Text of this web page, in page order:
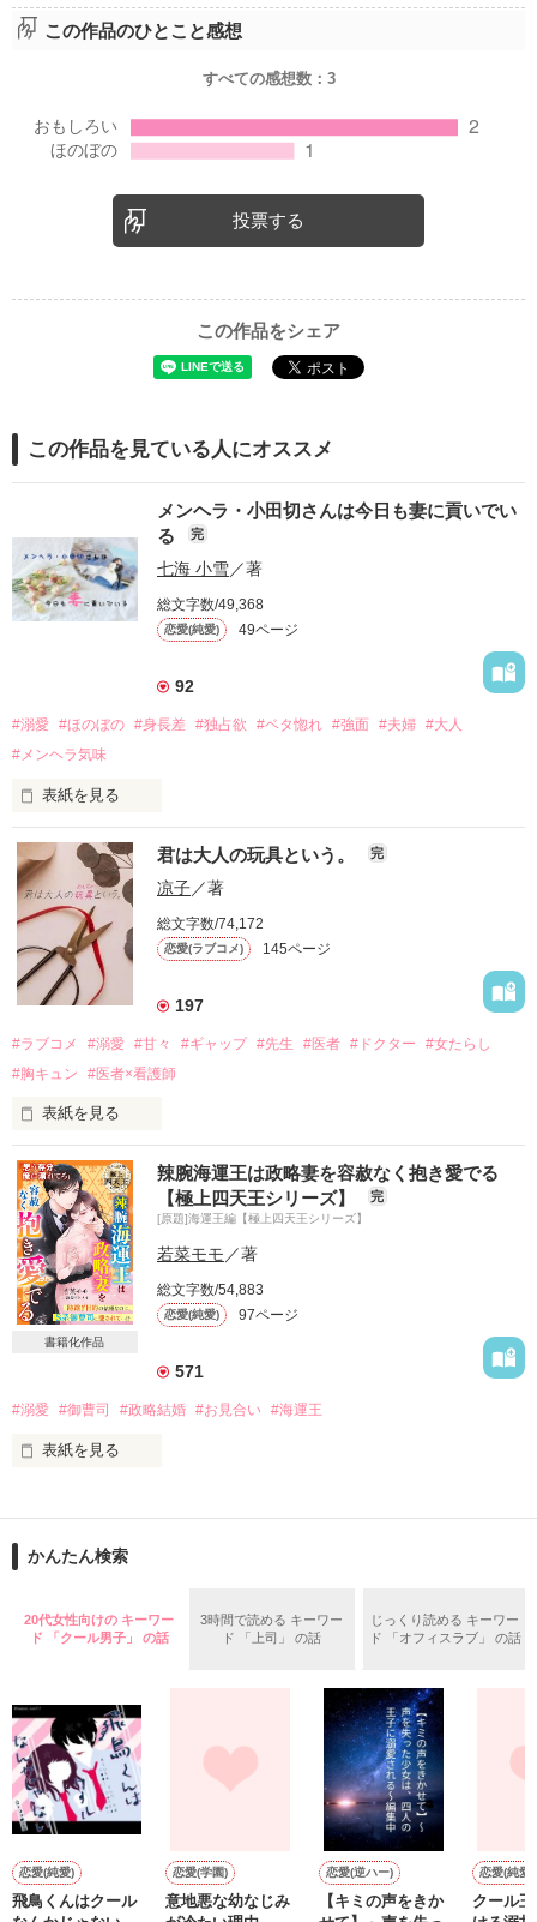
この作品のひとこと感想
すべての感想数： 3
投票する
この作品をシェア
この作品を見ている人にオススメ
メンヘラ・小田切さんは今日も妻に貢いでい
る
完
七海 小雪／著
総文字数/49,368
恋愛(純愛) 49ページ
92
#溺愛 #ほのぼの #身長差 #独占欲 #ベタ惚れ #強面 #夫婦 #大人
#メンヘラ気味
表紙を見る
眉目秀麗・文武両道。
何もかも完璧にこなす、スパダリ。
―――小田切 亜夢―――
背が高く、ガタイもいい。
更に強面で、裏の世界の人と間違えられる程だ。
友人も片手で数えられる程しかいない…
そんな彼には、例外がある。
それは、妻の翠李に対してだ。
妻に対してだけは、全てが180度違う。
〜そんな夫婦の、ほのぼの物語〜
小田切　亜夢
✕
小田切　翠李
この物語は、フィクションで作者の妄想物語です。
不快な点があるかもですが、良ければ読んでいただけると嬉し
いです。
この物語は、大人の恋愛物語です。
それを踏まえた上でお願いします。
君は大人の玩具という。 完
凉子／著
総文字数/74,172
恋愛(ラブコメ) 145ページ
197
#ラブコメ #溺愛 #甘々 #ギャップ #先生 #医者 #ドクター
#女たらし
#胸キュン
#医者×看護師
表紙を見る
▼scene Ⅰ
「きょんちゃーん‼会いたかったよーッ♡」
「さっさと帰ってください」
「相変わらずクール！でも好きッ‼」
▼scene Ⅱ
▼scene Ⅲ
「終わるまで、お預けです」
「焦らすねぇ。でも焦らしプレイも僕好きだよ？」
▽scene Ⅳ
「そうやってふざけるから、信じられないんです！」
「えー？」
書籍化作品
辣腕海運王は政略妻を容赦なく抱き愛でる
【極上四天王シリーズ】
完
[原題]海運王編【極上四天王シリーズ】
若菜モモ／著
総文字数/54,883
恋愛(純愛) 97ページ
571
#溺愛 #御曹司 #政略結婚 #お見合い #海運王
表紙を見る
父が経営するホテルへの就職が決まっている私。
だけど入社目前のある日、命じられたのは…
絶対に逃げられない豪華客船でのお見合い。
そこで出会ったのは、すべての乗客の目を奪う極上御曹司
で…!?
＊＊＊＊＊＊＊＊
ホテル運営会社の社長令嬢
上原和泉（うえはら いずみ）
✕
世界トップクラスの海運会社・CEO
かんたん検索
20代女性向けの キーワー
ド 「クール男子」 の話
3時間で読める キーワー
ド 「上司」 の話
じっくり読める キーワー
ド 「オフィスラブ」 の話
恋愛(純愛)
飛鳥くんはクール
恋愛(学園)
意地悪な幼なじみ
恋愛(逆ハー)
【キミの声をきか
恋愛(純愛)
クール